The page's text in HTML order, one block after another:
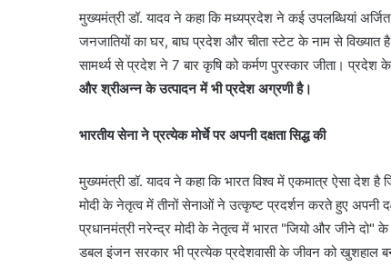
मुख्यमंत्री डॉ. यादव ने कहा कि मध्यप्रदेश ने कई उपलब्धियां
जनजातियों का घर, बाघ प्रदेश और चीता स्टेट के नाम से विख्यात
सामर्थ्य से प्रदेश ने 7 बार कृषि को कर्मण पुरस्कार जीता। प्रदेश
और श्रीअन्न के उत्पादन में भी प्रदेश अग्रणी है।
भारतीय सेना ने प्रत्येक मोर्चे पर अपनी दक्षता सिद्ध की
मुख्यमंत्री डॉ. यादव ने कहा कि भारत विश्व में एकमात्र ऐसा देश
मोदी के नेतृत्व में तीनों सेनाओं ने उत्कृष्ट प्रदर्शन करते हुए अपनी
प्रधानमंत्री नरेन्द्र मोदी के नेतृत्व में भारत "जियो और जीने दो"
डबल इंजन सरकार भी प्रत्येक प्रदेशवासी के जीवन को खुशहाल